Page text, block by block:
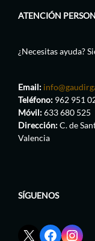
ATENCIÓN
¿Necesitas ayuda?
Email:
Teléfono: 962 951
Móvil:633 680 525
Dirección:C. de
Valencia
SÍGUENOS
EnlaceEnlace